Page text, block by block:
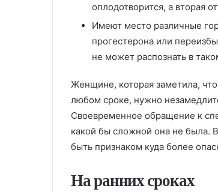
оплодотворится, а вторая
Имеют место различные
прогестерона или
не может распознать в
Женщине, которая заметила,
любом сроке, нужно
Своевременное обращение к
какой бы сложной она не была.
быть признаком куда более
На ранних сроках